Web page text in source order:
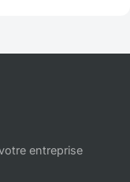
entreprise